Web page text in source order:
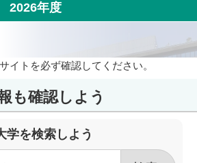
2026年度
イトを必ず確認してください。
も確認しよう
学を検索しよう